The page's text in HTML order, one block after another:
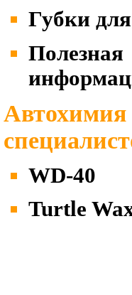
Губки
Полезная
Автохимия
WD-40
Turtle